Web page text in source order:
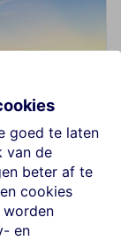
goed te laten
van de
beter af te
cookies
en